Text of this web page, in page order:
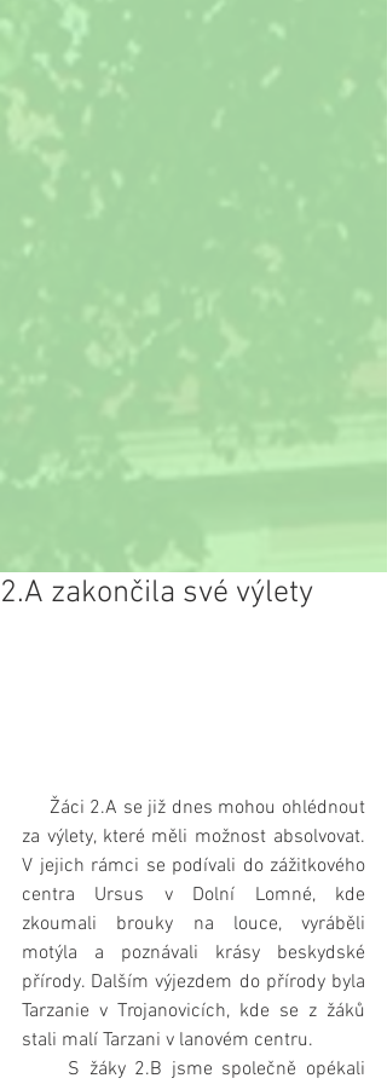
2.A zakončila své výlety
za výlety, které měli možnost absolvovat.
V jejich rámci se podívali do zážitkového
centra Ursus v Dolní Lomné, kde
zkoumali brouky na louce, vyráběli
motýla a poznávali krásy beskydské
přírody. Dalším výjezdem do přírody byla
Tarzanie v Trojanovicích, kde se z žáků
stali malí Tarzani v lanovém centru.